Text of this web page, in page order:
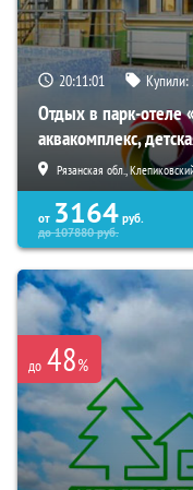
20:11:00 Купили:
Отдых в парк-отеле
аквакомплекс,
Рязанская обл.,
от 3164 руб.
до107880руб.
до 48%